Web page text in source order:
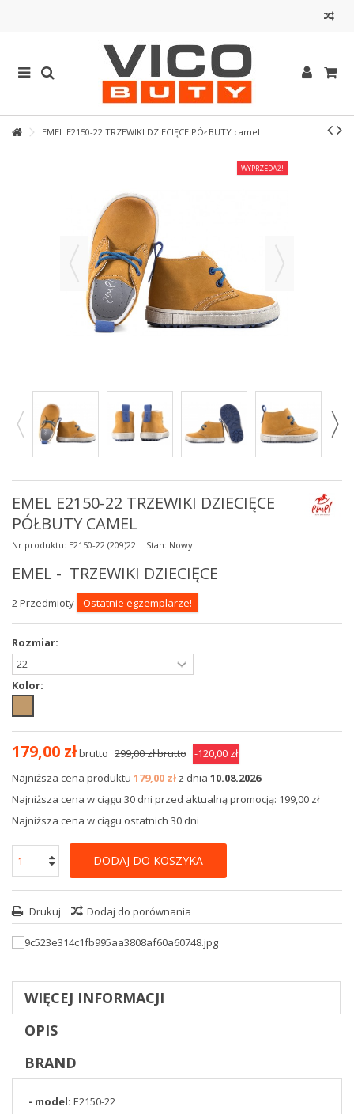
EMEL E2150-22 TRZEWIKI DZIECIĘCE PÓŁBUTY camel
WYPRZEDAŻ!
EMEL E2150-22 TRZEWIKI DZIECIĘCE
PÓŁBUTY CAMEL
Nr produktu: E2150-22 (209)22 Stan: Nowy
EMEL - TRZEWIKI DZIECIĘCE
2Przedmioty Ostatnie egzemplarze!
Rozmiar:
Kolor:
179,00 złbrutto 299,00 złbrutto -120,00 zł
Najniższa cena produktu 179,00 zł z dnia 10.08.2026
Najniższa cena w ciągu 30 dni przed aktualną promocją: 199,00 zł
Najniższa cena w ciągu ostatnich 30 dni
DODAJ DO KOSZYKA
Drukuj Dodaj do porównania
WIĘCEJ INFORMACJI
OPIS
BRAND
- model: E2150-22